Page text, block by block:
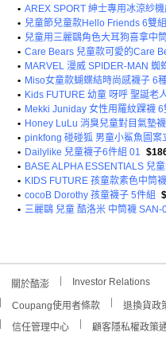
• AREX SPORT 紳士專用冰涼紗
• 兒童節兒童款Hello Friends 6雙組
• 兒童用三麗鷗角色大耳狗喜拿中
• Care Bears 兒童款可愛的Care
• MARVEL 漫威 SPIDER-MAN 蜘
• Miso女童款蝴蝶結時尚感襪子 6
• Kids FUTURE 幼童 呀呼 聖誕老
• Mekki Juniday 女性用羅紋踝襪 6
• Honey LuLu 消臭兒童對目氣墊
• pinkfong 碰碰狐 男童小鯊魚圖案
• Dailylike 兒童襪子6件組 01
• BASE ALPHA ESSENTIALS 兒
• KIDS FUTURE 孩童款素色中筒
• cocoB Dorothy 孩童襪子 5件組
• 三麗鷗 兒童 酷洛米 中筒襪 SAN-
關於酷澎 Investor Relations
Coupang使用者條款
退換貨政
信任管理中心
顧客隱私權政策